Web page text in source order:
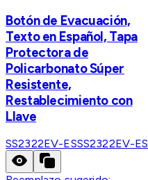
Botón de Evacuación,
Texto en Español, Tapa
Protectora de
Policarbonato Súper
Resistente,
Restablecimiento con
Llave
SS2322EV-ESSS2322EV-ES